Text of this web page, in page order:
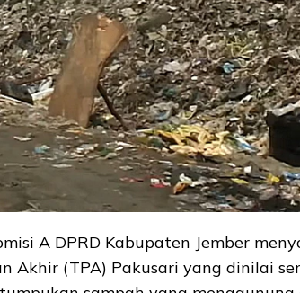
A DPRD Kabupaten Jember
Akhir (TPA) Pakusari yang dinilai